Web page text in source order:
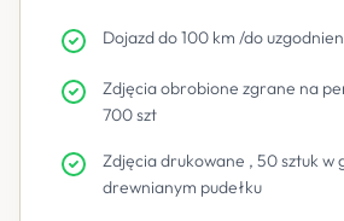
Dojazd do 100 km /do
Zdjęcia obrobione zgrane na
700 szt
Zdjęcia drukowane , 50 sztuk w
drewnianym pudełku